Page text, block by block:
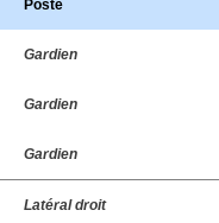
Poste
Gardien
Gardien
Gardien
Latéral droit